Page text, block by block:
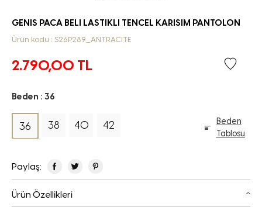
GENIS PACA BELI LASTIKLI TENCEL KARISIM PANTOLON
Ürün kodu : S26P289_ANTRACITE
2.790,00 TL
Beden : 36
36 38 40 42
Beden
Tablosu
Paylaş:
Ürün Özellikleri